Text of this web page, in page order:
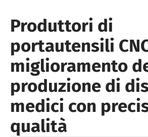
Produttori di
portautensili
miglioramento
produzione di
medici con
qualità